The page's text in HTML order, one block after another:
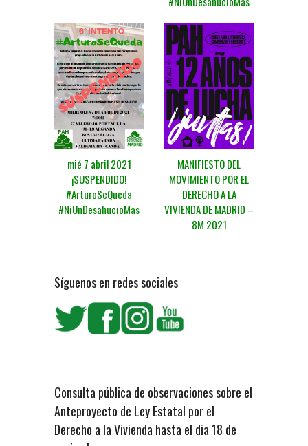
mié 7 abril 2021
¡SUSPENDIDO!
#ArturoSeQueda
#NiUnDesahucioMas
MANIFIESTO DEL
MOVIMIENTO POR EL
DERECHO A LA
VIVIENDA DE MADRID –
8M 2021
Síguenos en redes sociales
Consulta pública de observaciones sobre el
Anteproyecto de Ley Estatal por el
Derecho a la Vivienda hasta el dia 18 de